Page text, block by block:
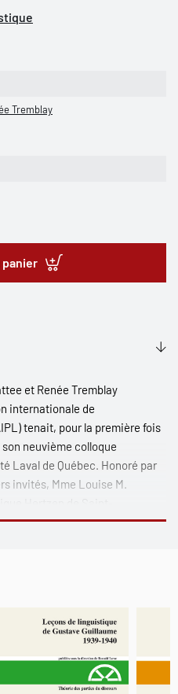
Tremblay
et Renée Tremblay
internationale de
tenait, pour la première fois
neuvième colloque
Laval de Québec. Honoré par
invités, Mme Louise M.
de l'Université de Paris IV,
Italie, Norvège, Russie,
Guillaume de l'Université
Conseil de recherche en
présent recueil réunit la plupart
à cette occasion, regroupées